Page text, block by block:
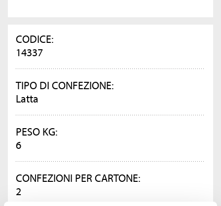
CODICE:
14337
TIPO DI CONFEZIONE:
Latta
PESO KG:
6
CONFEZIONI PER CARTONE:
2